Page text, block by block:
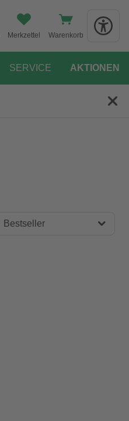
Merkzettel Warenkorb
SERVICE AKTIONEN
Bestseller